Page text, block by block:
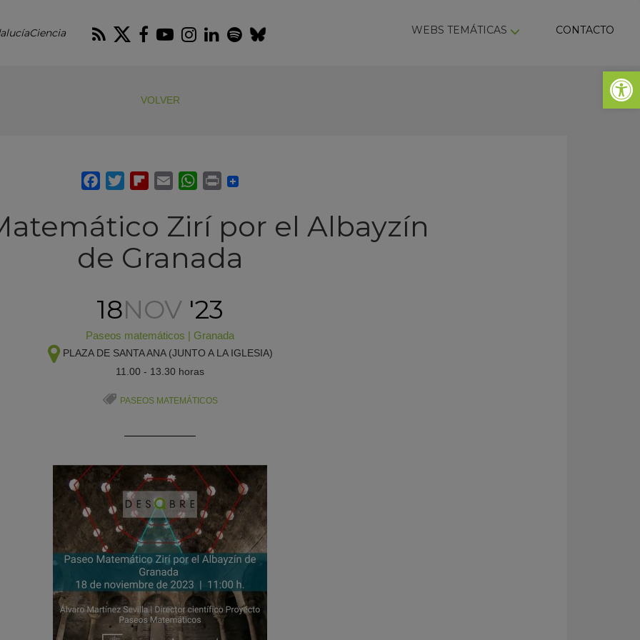
Abrir
RSS Twitter
Facebook
Youtube
Instagram
LinkedIn
Spotify
Bluesky WEBS TEMÁTICAS CONTACTO
VOLVER
Zirí por el Albayzín
de Granada
18NOV '23
Paseos matemáticos | Granada
PLAZA DE SANTA ANA (JUNTO A LA IGLESIA)
11.00 - 13.30 horas
PASEOS MATEMÁTICOS